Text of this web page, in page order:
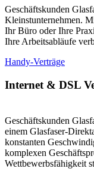
Geschäftskunden
Kleinstunternehmen.
Ihr Büro oder Ihre
Ihre Arbeitsabläufe
Handy-Verträge
Internet & DSL
Geschäftskunden
einem Glasfaser-
konstanten
komplexen
Wettbewerbsfähigkeit